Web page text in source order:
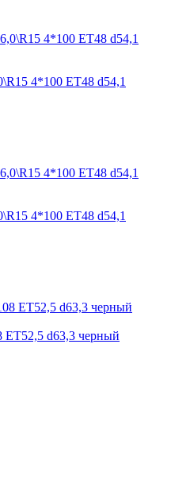
4*100 ET48 d54,1
4*100 ET48 d54,1
d63,3 черный